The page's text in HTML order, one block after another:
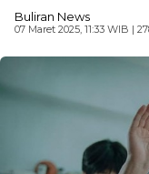
Buliran News
07 Maret 2025, 11:33 WIB |